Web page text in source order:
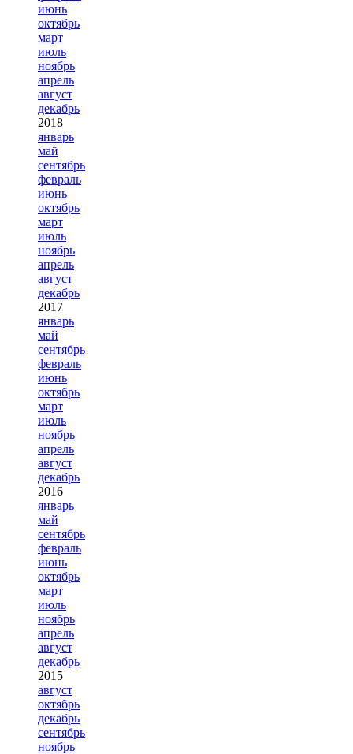
июнь
октябрь
март
июль
ноябрь
апрель
август
декабрь
2018
январь
май
сентябрь
февраль
июнь
октябрь
март
июль
ноябрь
апрель
август
декабрь
2017
январь
май
сентябрь
февраль
июнь
октябрь
март
июль
ноябрь
апрель
август
декабрь
2016
январь
май
сентябрь
февраль
июнь
октябрь
март
июль
ноябрь
апрель
август
декабрь
2015
август
октябрь
декабрь
сентябрь
ноябрь